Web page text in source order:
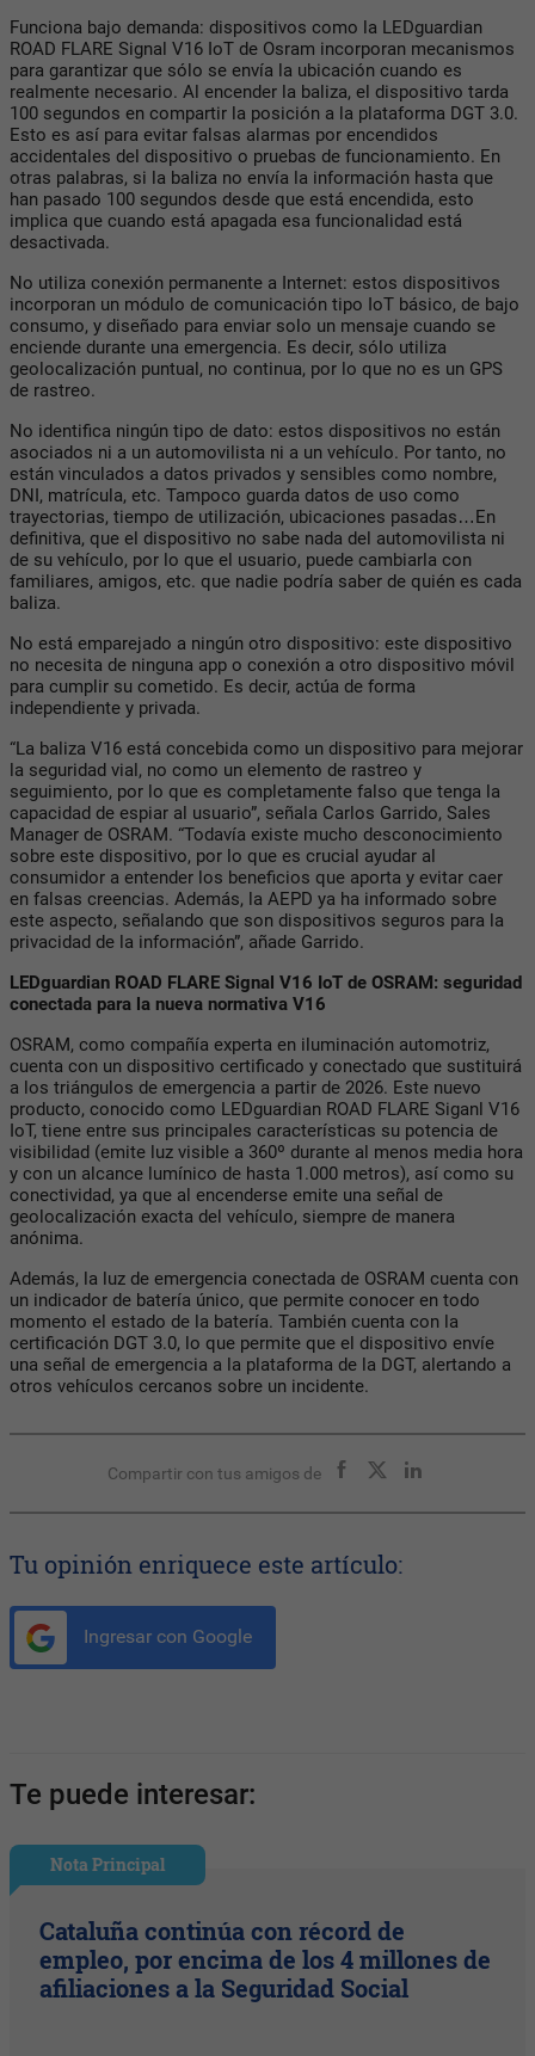
Funciona bajo demanda: dispositivos como la LEDguardian
ROAD FLARE Signal V16 IoT de Osram incorporan mecanismos
para garantizar que sólo se envía la ubicación cuando es
realmente necesario. Al encender la baliza, el dispositivo tarda
100 segundos en compartir la posición a la plataforma DGT 3.0.
Esto es así para evitar falsas alarmas por encendidos
accidentales del dispositivo o pruebas de funcionamiento. En
otras palabras, si la baliza no envía la información hasta que
han pasado 100 segundos desde que está encendida, esto
implica que cuando está apagada esa funcionalidad está
desactivada.
No utiliza conexión permanente a Internet: estos dispositivos
incorporan un módulo de comunicación tipo IoT básico, de bajo
consumo, y diseñado para enviar solo un mensaje cuando se
enciende durante una emergencia. Es decir, sólo utiliza
geolocalización puntual, no continua, por lo que no es un GPS
de rastreo.
No identifica ningún tipo de dato: estos dispositivos no están
asociados ni a un automovilista ni a un vehículo. Por tanto, no
están vinculados a datos privados y sensibles como nombre,
DNI, matrícula, etc. Tampoco guarda datos de uso como
trayectorias, tiempo de utilización, ubicaciones pasadas…En
definitiva, que el dispositivo no sabe nada del automovilista ni
de su vehículo, por lo que el usuario, puede cambiarla con
familiares, amigos, etc. que nadie podría saber de quién es cada
baliza.
No está emparejado a ningún otro dispositivo: este dispositivo
no necesita de ninguna app o conexión a otro dispositivo móvil
para cumplir su cometido. Es decir, actúa de forma
independiente y privada.
“La baliza V16 está concebida como un dispositivo para mejorar
la seguridad vial, no como un elemento de rastreo y
seguimiento, por lo que es completamente falso que tenga la
capacidad de espiar al usuario”, señala Carlos Garrido, Sales
Manager de OSRAM. “Todavía existe mucho desconocimiento
sobre este dispositivo, por lo que es crucial ayudar al
consumidor a entender los beneficios que aporta y evitar caer
en falsas creencias. Además, la AEPD ya ha informado sobre
este aspecto, señalando que son dispositivos seguros para la
privacidad de la información”, añade Garrido.
LEDguardian ROAD FLARE Signal V16 IoT de OSRAM: seguridad
conectada para la nueva normativa V16
OSRAM, como compañía experta en iluminación automotriz,
cuenta con un dispositivo certificado y conectado que sustituirá
a los triángulos de emergencia a partir de 2026. Este nuevo
producto, conocido como LEDguardian ROAD FLARE Siganl V16
IoT, tiene entre sus principales características su potencia de
visibilidad (emite luz visible a 360º durante al menos media hora
y con un alcance lumínico de hasta 1.000 metros), así como su
conectividad, ya que al encenderse emite una señal de
geolocalización exacta del vehículo, siempre de manera
anónima.
Además, la luz de emergencia conectada de OSRAM cuenta con
un indicador de batería único, que permite conocer en todo
momento el estado de la batería. También cuenta con la
certificación DGT 3.0, lo que permite que el dispositivo envíe
una señal de emergencia a la plataforma de la DGT, alertando a
otros vehículos cercanos sobre un incidente.
Compartir con tus amigos de
Tu opinión enriquece este artículo:
Ingresar con Google
Te puede interesar:
Nota Principal
Cataluña continúa con récord de
empleo, por encima de los 4 millones de
afiliaciones a la Seguridad Social